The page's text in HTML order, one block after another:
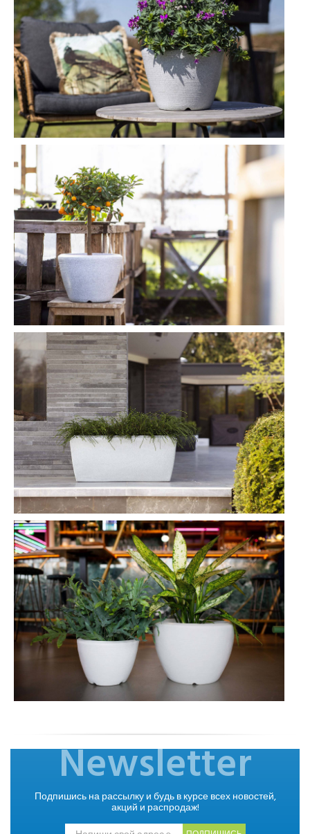
Newsletter
Подпишись на рассылку и будь в курсе всех новостей,
акций и распродаж!